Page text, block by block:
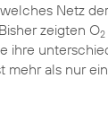
Netz
zeigten O2
ihre
mehr als nur